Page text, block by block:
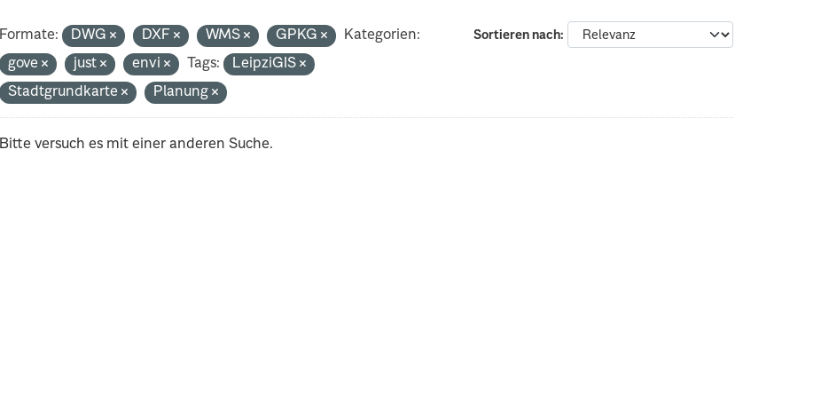
Sortieren nach
Formate: DWG DXF WMS GPKG
Kategorien:
gove
just envi Tags:
LeipziGIS
Stadtgrundkarte
Planung
Bitte versuch es mit einer anderen Suche.